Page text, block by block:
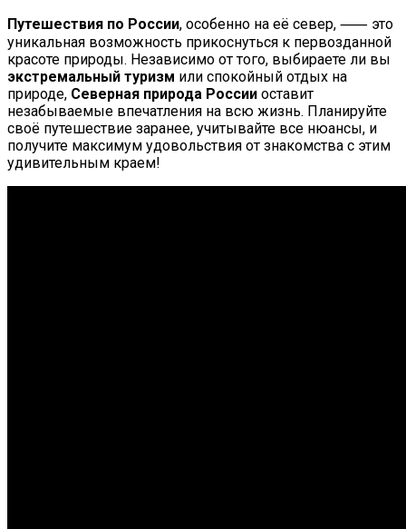
Путешествия по России, особенно на её север, ⸺ это
уникальная возможность прикоснуться к первозданной
красоте природы. Независимо от того, выбираете ли вы
экстремальный туризм или спокойный отдых на
природе, Северная природа России оставит
незабываемые впечатления на всю жизнь. Планируйте
своё путешествие заранее, учитывайте все нюансы, и
получите максимум удовольствия от знакомства с этим
удивительным краем!